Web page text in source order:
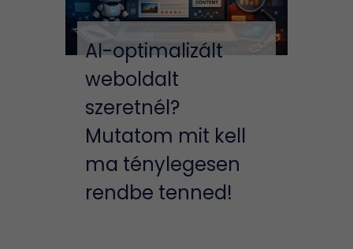
AI-optimalizált
weboldalt
szeretnél?
Mutatom mit kell
ma ténylegesen
rendbe tenned!